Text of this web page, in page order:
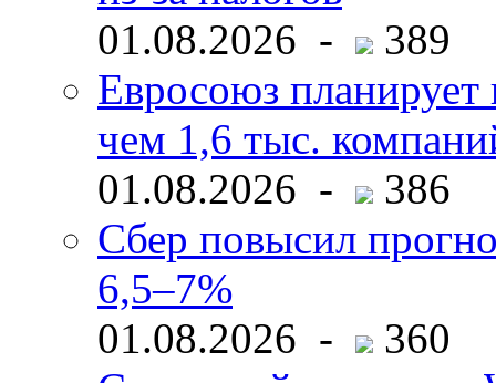
01.08.2026 -
389
Евросоюз планирует
чем 1,6 тыс.
01.08.2026 -
386
Сбер повысил
6,5–7%
01.08.2026 -
360